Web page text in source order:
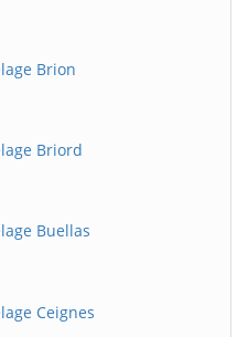
Brion
Briord
Buellas
Ceignes